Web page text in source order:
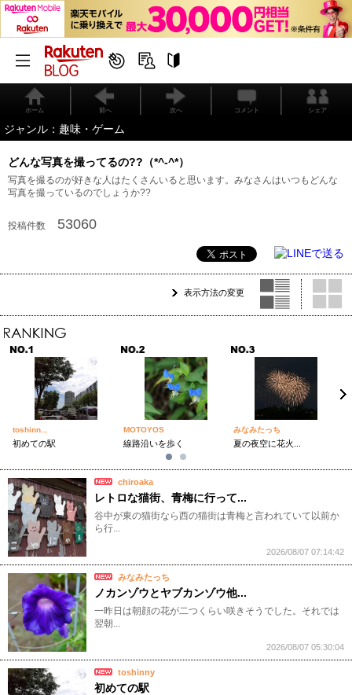
ホーム 前へ 次へ コメント シェア
ジャンル：趣味・ゲーム
どんな写真を撮ってるの??（*^-^*）
写真を撮るのが好きな人はたくさんいると思います。みなさんはいつもどんな
写真を撮っているのでしょうか??
投稿件数 53060
表示方法の変更
toshinn...
初めての駅
MOTOYOS
線路沿いを歩く
みなみたっち
夏の夜空に花火...
chiroaka
レトロな猫街、青梅に行って...
谷中が東の猫街なら西の猫街は青梅と言われていて以前か
ら行...
2026/08/07 07:14:42
みなみたっち
ノカンゾウとヤブカンゾウ他...
一昨日は朝顔の花が二つくらい咲きそうでした。それでは
翌朝...
2026/08/07 05:30:04
toshinny
初めての駅